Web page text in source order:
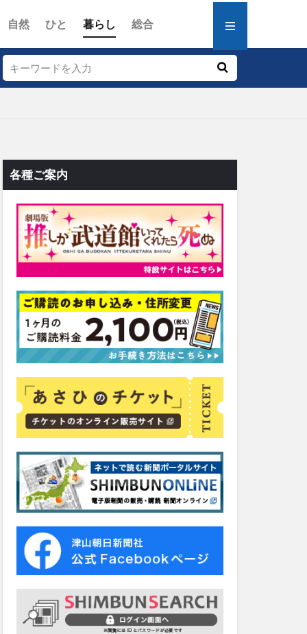
自然 ひと 暮らし 総合
各種ご案内